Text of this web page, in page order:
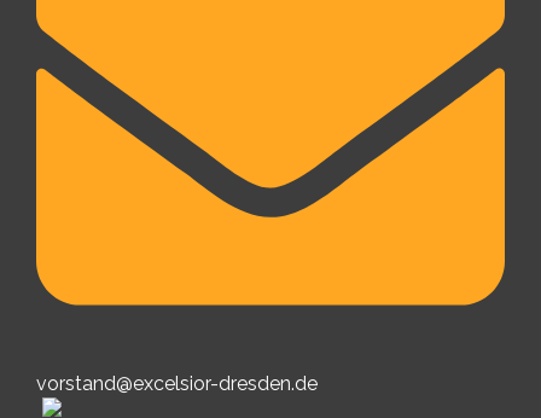
vorstand@excelsior-dresden.de